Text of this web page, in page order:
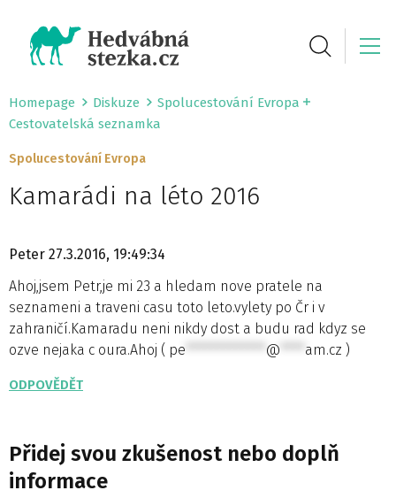
Homepage Diskuze
Spolucestování Evropa
Cestovatelská seznamka
Spolucestování Evropa
Kamarádi na léto 2016
Peter 27.3.2016, 19:49:34
Ahoj,jsem Petr,je mi 23 a hledam nove pratele na
seznameni a traveni casu toto leto.vylety po Čr i v
zahraničí.Kamaradu neni nikdy dost a budu rad kdyz se
ozve nejaka c oura.Ahoj ( pe ************* @ **** am.cz )
ODPOVĚDĚT
Přidej svou zkušenost nebo doplň
informace